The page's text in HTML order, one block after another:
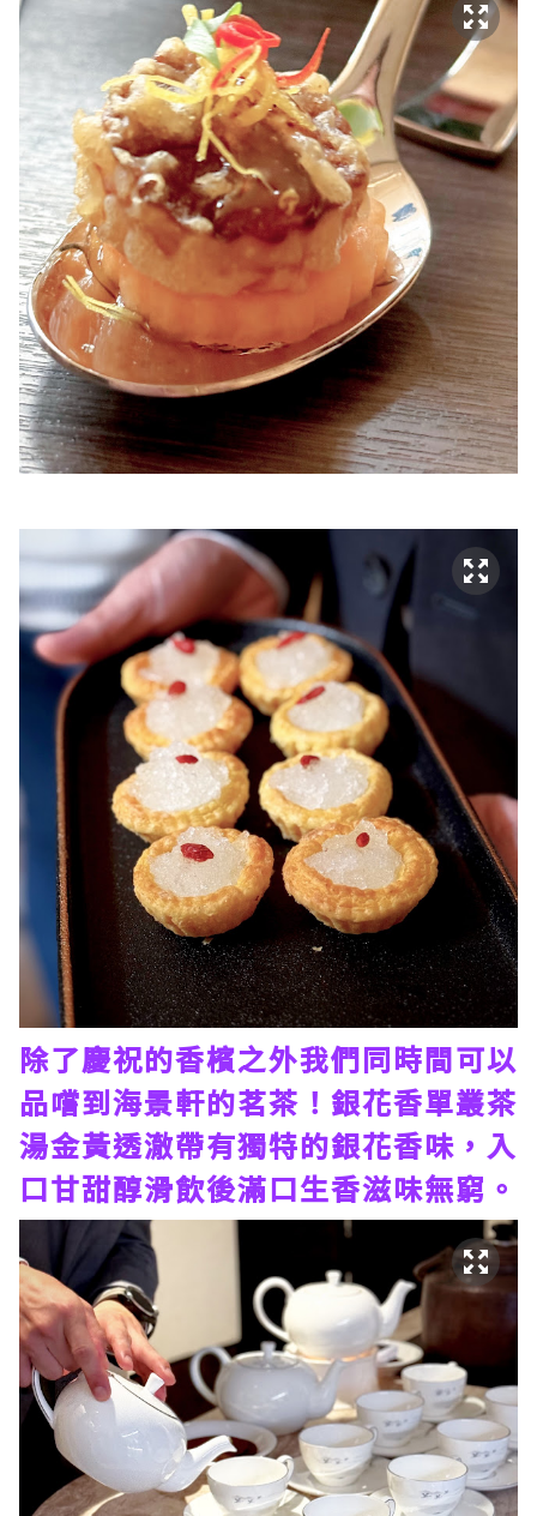
除了慶祝的香檳之外我們同時間可以
品嚐到海景軒的茗茶！銀花香單叢茶
湯金黃透澈帶有獨特的銀花香味，入
口甘甜醇滑飲後滿口生香滋味無窮。